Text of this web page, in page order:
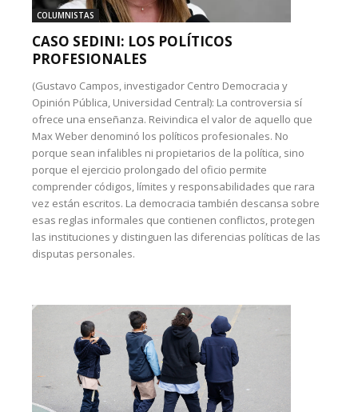
COLUMNISTAS
CASO SEDINI: LOS POLÍTICOS
PROFESIONALES
(Gustavo Campos, investigador Centro Democracia y
Opinión Pública, Universidad Central): La controversia sí
ofrece una enseñanza. Reivindica el valor de aquello que
Max Weber denominó los políticos profesionales. No
porque sean infalibles ni propietarios de la política, sino
porque el ejercicio prolongado del oficio permite
comprender códigos, límites y responsabilidades que rara
vez están escritos. La democracia también descansa sobre
esas reglas informales que contienen conflictos, protegen
las instituciones y distinguen las diferencias políticas de las
disputas personales.